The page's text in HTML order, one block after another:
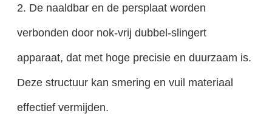
2. De naaldbar en de persplaat worden
verbonden door nok-vrij dubbel-slingert
apparaat, dat met hoge precisie en duurzaam is.
Deze structuur kan smering en vuil materiaal
effectief vermijden.